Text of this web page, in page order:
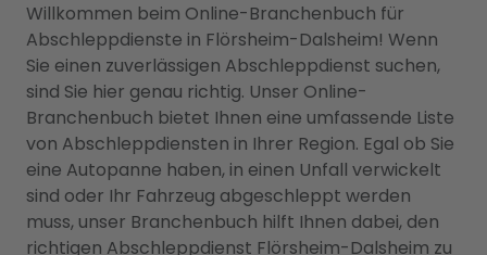
Willkommen beim Online-Branchenbuch für
Abschleppdienste in Flörsheim-Dalsheim! Wenn
Sie einen zuverlässigen Abschleppdienst suchen,
sind Sie hier genau richtig. Unser Online-
Branchenbuch bietet Ihnen eine umfassende Liste
von Abschleppdiensten in Ihrer Region. Egal ob Sie
eine Autopanne haben, in einen Unfall verwickelt
sind oder Ihr Fahrzeug abgeschleppt werden
muss, unser Branchenbuch hilft Ihnen dabei, den
richtigen Abschleppdienst Flörsheim-Dalsheim zu